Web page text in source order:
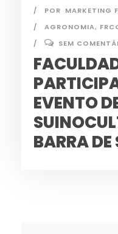
POR MARKETING
AGRONOMIA,
SEM
EVENTO
BARRA